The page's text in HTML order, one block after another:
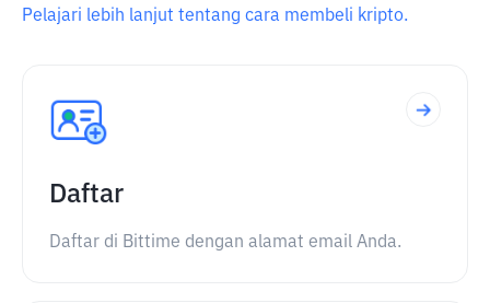
Pelajari lebih lanjut tentang cara membeli kripto.
Daftar
Daftar di Bittime dengan alamat email Anda.